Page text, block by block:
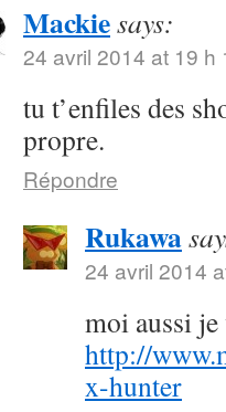
Mackiesays:
24 avril 2014 at 19 h
tu t’enfiles des
propre.
Répondre
Rukawa
24 avril 2014
moi aussi
http://
x-hunter